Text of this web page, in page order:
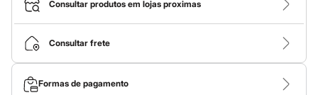
Saias
Shorts e Bermudas
Vestidos
Acessórios
Bolsas
Bonés e Chapéus
Bijoux
Consultar produtos em lojas proximas
Consultar frete
Formas de pagamento